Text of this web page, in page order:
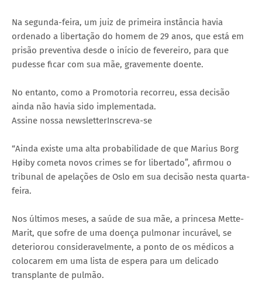
Na segunda-feira, um juiz de primeira instância havia
ordenado a libertação do homem de 29 anos, que está em
prisão preventiva desde o início de fevereiro, para que
pudesse ficar com sua mãe, gravemente doente.
No entanto, como a Promotoria recorreu, essa decisão
ainda não havia sido implementada.
Assine nossa newsletterInscreva-se
“Ainda existe uma alta probabilidade de que Marius Borg
Høiby cometa novos crimes se for libertado”, afirmou o
tribunal de apelações de Oslo em sua decisão nesta quarta-
feira.
Nos últimos meses, a saúde de sua mãe, a princesa Mette-
Marit, que sofre de uma doença pulmonar incurável, se
deteriorou consideravelmente, a ponto de os médicos a
colocarem em uma lista de espera para um delicado
transplante de pulmão.